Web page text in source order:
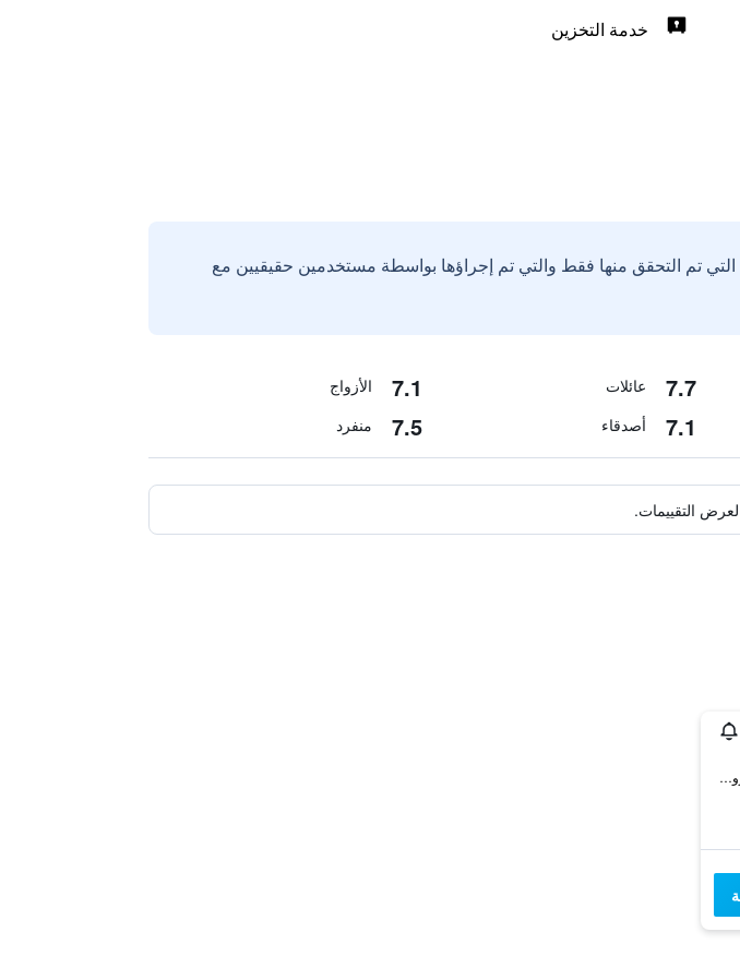
خدمة التخزين
تم التحقق منها فقط والتي تم إجراؤها بواسطة مستخدمين حقيقيين مع
7.7 عائلات 7.1 الأزواج
7.1 أصدقاء 7.5 منفرد
التقييمات.
4 Rue du Professeur Jolyet, أركاشون, إقليم جيروند, فرنسا